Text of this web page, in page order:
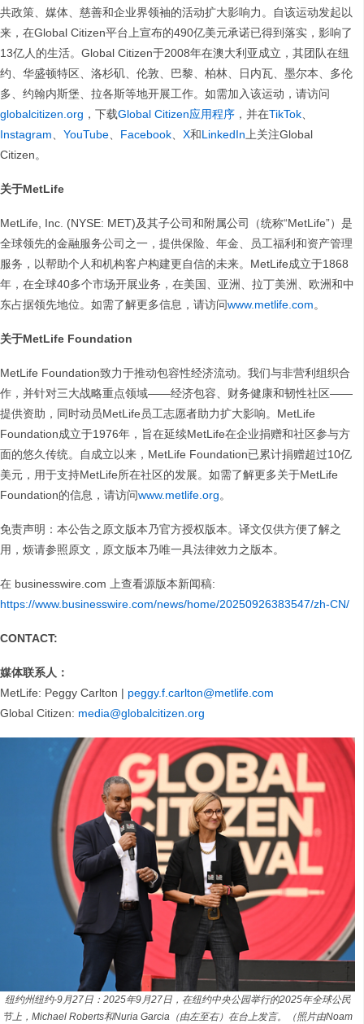
共政策、媒体、慈善和企业界领袖的活动扩大影响力。自该运动发起以
来，在Global Citizen平台上宣布的490亿美元承诺已得到落实，影响了
13亿人的生活。Global Citizen于2008年在澳大利亚成立，其团队在纽
约、华盛顿特区、洛杉矶、伦敦、巴黎、柏林、日内瓦、墨尔本、多伦
多、约翰内斯堡、拉各斯等地开展工作。如需加入该运动，请访问
globalcitizen.org ，下载Global Citizen应用程序 ，并在TikTok、
Instagram、 YouTube、 Facebook、 X和LinkedIn上关注Global
Citizen。
关于MetLife
MetLife, Inc. (NYSE: MET)及其子公司和附属公司（统称“MetLife”）是
全球领先的金融服务公司之一，提供保险、年金、员工福利和资产管理
服务，以帮助个人和机构客户构建更自信的未来。MetLife成立于1868
年，在全球40多个市场开展业务，在美国、亚洲、拉丁美洲、欧洲和中
东占据领先地位。如需了解更多信息，请访问www.metlife.com。
关于MetLife Foundation
MetLife Foundation致力于推动包容性经济流动。我们与非营利组织合
作，并针对三大战略重点领域——经济包容、财务健康和韧性社区——
提供资助，同时动员MetLife员工志愿者助力扩大影响。MetLife
Foundation成立于1976年，旨在延续MetLife在企业捐赠和社区参与方
面的悠久传统。自成立以来，MetLife Foundation已累计捐赠超过10亿
美元，用于支持MetLife所在社区的发展。如需了解更多关于MetLife
Foundation的信息，请访问www.metlife.org。
免责声明：本公告之原文版本乃官方授权版本。译文仅供方便了解之
用，烦请参照原文，原文版本乃唯一具法律效力之版本。
在 businesswire.com 上查看源版本新闻稿:
https://www.businesswire.com/news/home/20250926383547/zh-CN/
CONTACT:
媒体联系人：
MetLife: Peggy Carlton | peggy.f.carlton@metlife.com
Global Citizen: media@globalcitizen.org
纽约州纽约-9月27日：2025年9月27日，在纽约中央公园举行的2025年全球公民
节上，Michael Roberts和Nuria Garcia（由左至右）在台上发言。（照片由Noam